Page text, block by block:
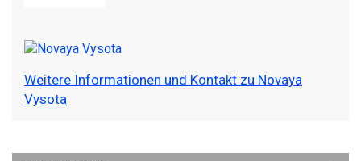
Weitere Informationen und Kontakt zu Novaya
Vysota